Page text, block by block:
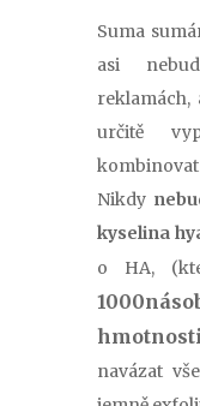
Suma
asi
reklamách,
určitě
Nikdy
kyselina
o HA,
hmotnosti
navázat